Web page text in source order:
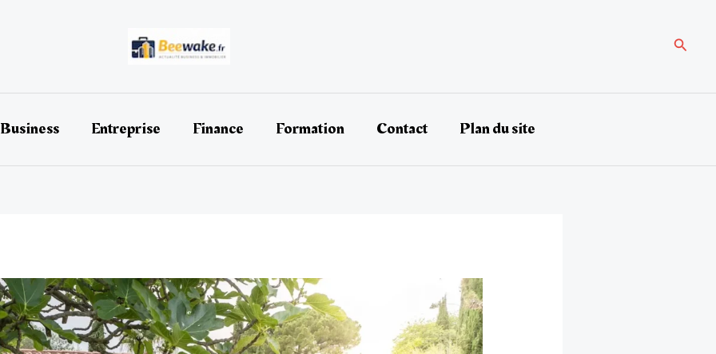
Business Entreprise Finance Formation Contact Plan du site